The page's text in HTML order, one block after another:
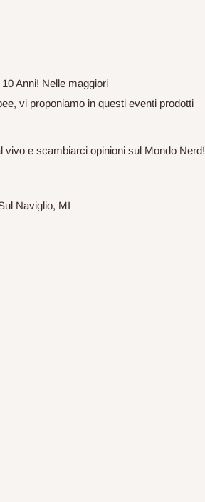
Anni! Nelle maggiori
vi proponiamo in questi eventi prodotti
e scambiarci opinioni sul Mondo Nerd!
Naviglio, MI